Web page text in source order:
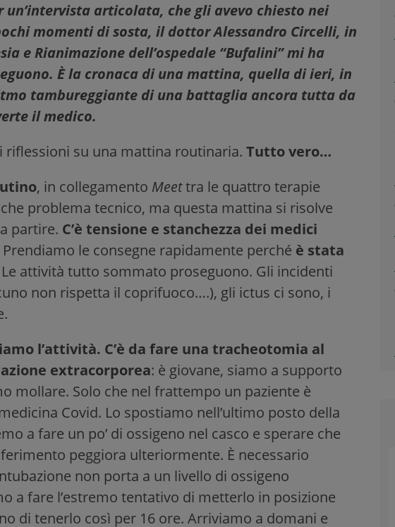
un’intervista articolata, che gli avevo chiesto nei
momenti di sosta, il dottor Alessandro Circelli, in
e Rianimazione dell’ospedale “Bufalini” mi ha
È la cronaca di una mattina, quella di ieri, in
tambureggiante di una battaglia ancora tutta da
il medico.
riflessioni su una mattina routinaria. Tutto vero…
, in collegamento Meettra le quattro terapie
problema tecnico, ma questa mattina si risolve
partire. C’è tensione e stanchezza dei medici
Prendiamo le consegne rapidamente perché è stata
Le attività tutto sommato proseguono. Gli incidenti
non rispetta il coprifuoco….), gli ictus ci sono, i
l’attività. C’è da fare una tracheotomia al
extracorporea: è giovane, siamo a supporto
mollare. Solo che nel frattempo un paziente è
Covid. Lo spostiamo nell’ultimo posto della
a fare un po’ di ossigeno nel casco e sperare che
peggiora ulteriormente. È necessario
non porta a un livello di ossigeno
a fare l’estremo tentativo di metterlo in posizione
di tenerlo così per 16 ore. Arriviamo a domani e